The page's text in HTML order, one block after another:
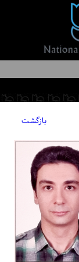
بازگشت